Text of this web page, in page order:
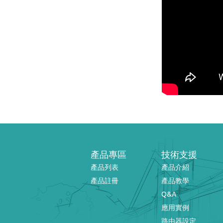
產品專區
產品列表
產品註冊
技術支援
產品介紹
產品教學
Q&A
應用實例
路由器設定